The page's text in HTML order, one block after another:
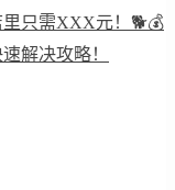
只需XXX元！🐕💰
解决攻略！